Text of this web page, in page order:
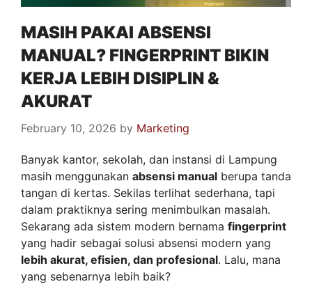
MASIH PAKAI ABSENSI
MANUAL? FINGERPRINT BIKIN
KERJA LEBIH DISIPLIN &
AKURAT
February 10, 2026 by Marketing
Banyak kantor, sekolah, dan instansi di Lampung
masih menggunakan absensi manual berupa tanda
tangan di kertas. Sekilas terlihat sederhana, tapi
dalam praktiknya sering menimbulkan masalah.
Sekarang ada sistem modern bernama fingerprint
yang hadir sebagai solusi absensi modern yang
lebih akurat, efisien, dan profesional. Lalu, mana
yang sebenarnya lebih baik?